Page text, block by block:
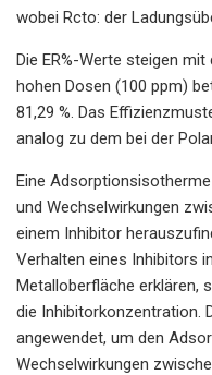
wobei Rcto: der
Die ER%-Werte steigen mit
hohen Dosen (100 ppm)
81,29 %. Das
analog zu dem bei der
Eine
und Wechselwirkungen
einem Inhibitor
Verhalten eines Inhibitors
Metalloberfläche erklären,
die Inhibitorkonzentration.
angewendet, um den
Wechselwirkungen